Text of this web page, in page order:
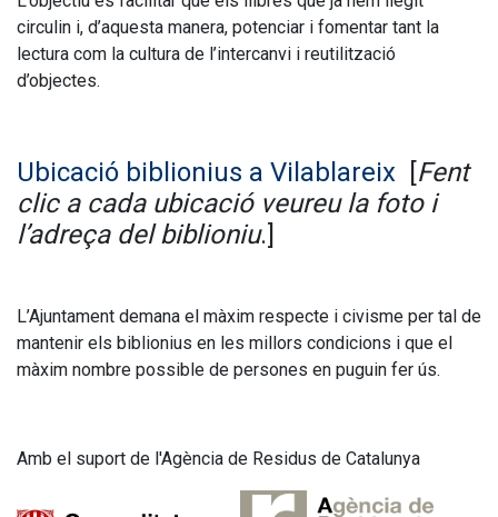
circulin i, d’aquesta manera, potenciar i fomentar tant la
lectura com la cultura de l’intercanvi i reutilització
d’objectes.
Ubicació biblionius a Vilablareix [Fent
clic a cada ubicació veureu la foto i
l’adreça del biblioniu.]
L’Ajuntament demana el màxim respecte i civisme per tal de
mantenir els biblionius en les millors condicions i que el
màxim nombre possible de persones en puguin fer ús.
Amb el suport de l'Agència de Residus de Catalunya
.